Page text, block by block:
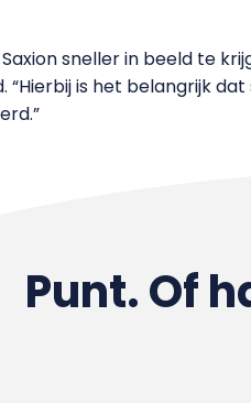
sneller in beeld te
“Hierbij is het belangrijk
Punt. Of